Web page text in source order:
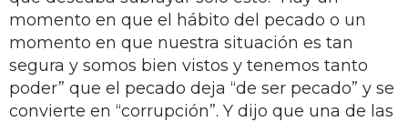
momento en que el hábito del pecado o un
momento en que nuestra situación es tan
segura y somos bien vistos y tenemos tanto
poder” que el pecado deja “de ser pecado” y se
convierte en “corrupción”. Y dijo que una de las